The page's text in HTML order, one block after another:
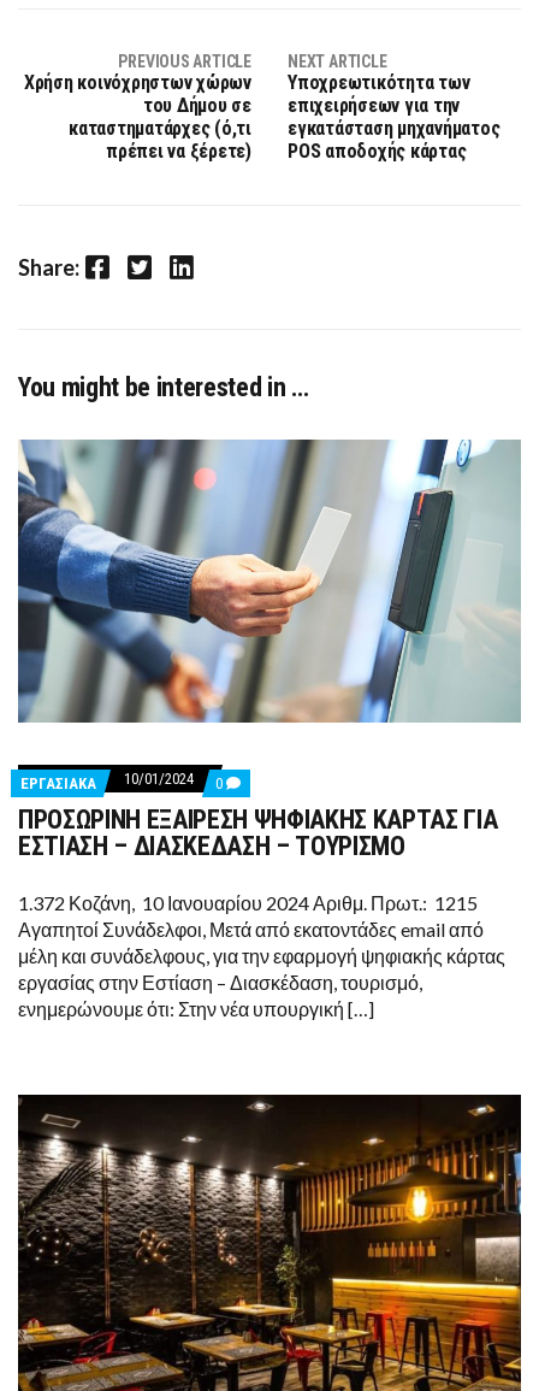
PREVIOUS ARTICLE
Χρήση κοινόχρηστων χώρων
του Δήμου σε
καταστηματάρχες (ό,τι
πρέπει να ξέρετε)
NEXT ARTICLE
Υποχρεωτικότητα των
επιχειρήσεων για την
εγκατάσταση μηχανήματος
POS αποδοχής κάρτας
Share: Facebook Twitter LinkedIn
You might be interested in …
ΕΡΓΑΣΙΑΚΑ 10/01/2024 0 COMMENTS
ON
ΠΡΟΣΩΡΙΝΗ
ΕΞΑΙΡΕΣΗ
ΨΗΦΙΑΚΗΣ
ΕΣΤΙΑΣΗ
–
–
ΤΟΥΡΙΣΜΟ
ΠΡΟΣΩΡΙΝΗ ΕΞΑΙΡΕΣΗ ΨΗΦΙΑΚΗΣ ΚΑΡΤΑΣ ΓΙΑ
ΕΣΤΙΑΣΗ – ΔΙΑΣΚΕΔΑΣΗ – ΤΟΥΡΙΣΜΟ
1.372 Κοζάνη, 10 Ιανουαρίου 2024 Αριθμ. Πρωτ.: 1215
Αγαπητοί Συνάδελφοι, Μετά από εκατοντάδες email από
μέλη και συνάδελφους, για την εφαρμογή ψηφιακής κάρτας
εργασίας στην Εστίαση – Διασκέδαση, τουρισμό,
ενημερώνουμε ότι: Στην νέα υπουργική […]